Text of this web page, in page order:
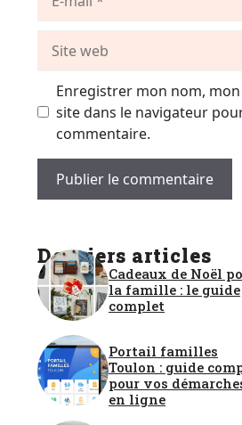
mail
web
Enregistrer mon nom,
site dans le navigateur
commentaire.
Derniers articles
Cadeaux de Noël
la famille : le guide
complet
Portail familles
Toulon : guide
pour vos
en ligne